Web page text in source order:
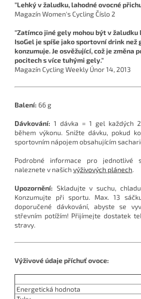
"Lehký v žaludku, lahodné ovocné
Magazín Women's Cycling Číslo 2
"Zatímco jiné gely mohou být v žaludku
IsoGel je spíše jako sportovní drink než
konzumuje. Je osvěžující, což je změna
pocitech s více tuhými gely."
Magazín Cycling Weekly Únor 14, 2013
Balení: 66 g
Dávkování: 1 dávka = 1 gel každých
během výkonu. Snižte dávku, pokud
sportovním nápojem obsahujícím
Podrobné informace pro jednotlivé
naleznete v našich výživových plánech.
Upozornění: Skladujte v suchu,
Konzumujte při sportu. Max. 13
doporučené dávkování, abyste se
střevním potížím! Přijímejte dostatek
stravy.
Výživové údaje příchuť ovoce:
Energetická hodnota